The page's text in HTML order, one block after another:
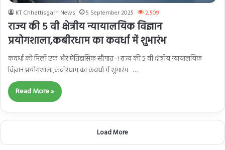
KT Chhattisgarh News 5 September 2025 2,509
राज्य की 5 वी क्षेत्रीय न्यायालयिक विज्ञान
प्रयोगशाला,कबीरधाम का कवर्धा में शुभारंभ
कवर्धा को मिली एक और ऐतिहासिक सौगात–! राज्य की 5 वी क्षेत्रीय न्यायालयिक
विज्ञान प्रयोगशाला,कबीरधाम का कवर्धा में शुभारंभ …
Read More »
Load More